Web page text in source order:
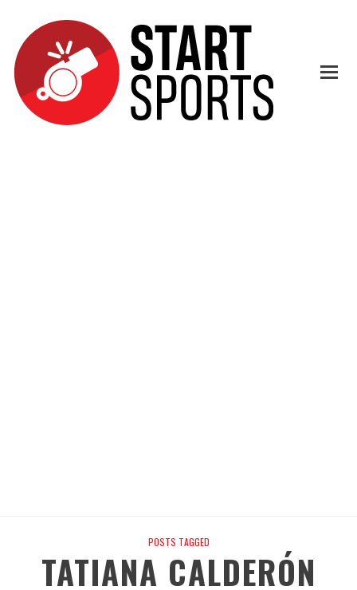
POSTS TAGGED
TATIANA CALDERÓN